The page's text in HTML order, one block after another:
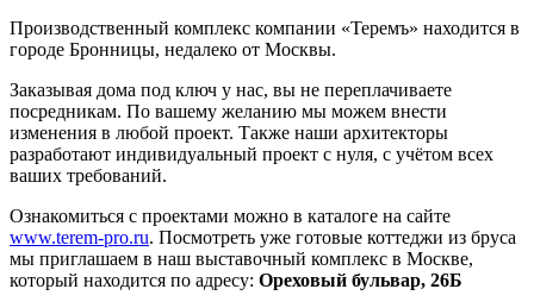
Производственный комплекс компании «Теремъ» находится в
городе Бронницы, недалеко от Москвы.
Заказывая дома под ключ у нас, вы не переплачиваете
посредникам. По вашему желанию мы можем внести
изменения в любой проект. Также наши архитекторы
разработают индивидуальный проект с нуля, с учётом всех
ваших требований.
Ознакомиться с проектами можно в каталоге на сайте
www.terem-pro.ru. Посмотреть уже готовые коттеджи из бруса
мы приглашаем в наш выставочный комплекс в Москве,
который находится по адресу: Ореховый бульвар, 26Б